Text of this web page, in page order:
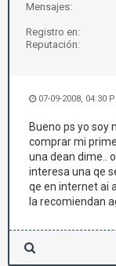
Mensajes:
Registro en:
Reputación:
07-09-2008, 04:30
Bueno ps yo soy
comprar mi
una dean dime..
interesa una qe
qe en internet ai
la recomiendan